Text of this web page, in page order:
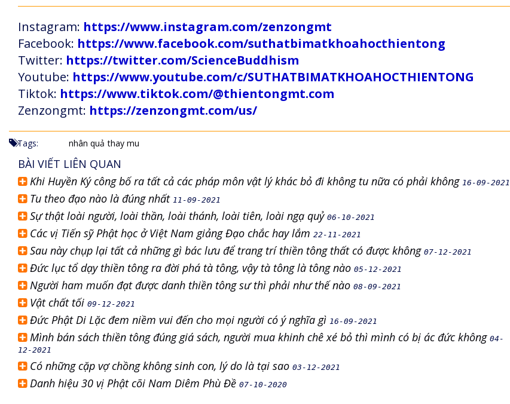
Instagram: https://www.instagram.com/zenzongmt
Facebook: https://www.facebook.com/suthatbimatkhoahocthientong
Twitter: https://twitter.com/ScienceBuddhism
Youtube: https://www.youtube.com/c/SUTHATBIMATKHOAHOCTHIENTONG
Tiktok: https://www.tiktok.com/@thientongmt.com
Zenzongmt: https://zenzongmt.com/us/
Tags: nhân quả thay mu
BÀI VIẾT LIÊN QUAN
Khi Huyền Ký công bố ra tất cả các pháp môn vật lý khác bỏ đi không tu nữa có phải không 16-09-2021
Tu theo đạo nào là đúng nhất 11-09-2021
Sự thật loài người, loài thần, loài thánh, loài tiên, loài ngạ quỷ 06-10-2021
Các vị Tiến sỹ Phật học ở Việt Nam giảng Đạo chắc hay lắm 22-11-2021
Sau này chụp lại tất cả những gì bác lưu để trang trí thiền tông thất có được không 07-12-2021
Đức lục tổ dạy thiền tông ra đời phá tà tông, vậy tà tông là tông nào 05-12-2021
Người ham muốn đạt được danh thiền tông sư thì phải như thế nào 08-09-2021
Vật chất tối 09-12-2021
Đức Phật Di Lặc đem niềm vui đến cho mọi người có ý nghĩa gì 16-09-2021
Mình bán sách thiền tông đúng giá sách, người mua khinh chê xé bỏ thì mình có bị ác đức không 04-
12-2021
Có những cặp vợ chồng không sinh con, lý do là tại sao 03-12-2021
Danh hiệu 30 vị Phật cõi Nam Diêm Phù Đề 07-10-2020